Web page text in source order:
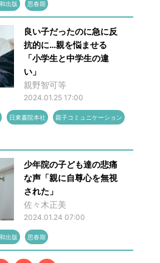
出版 思春期
良い子だったのに急に反
抗的に…親を悩ませる
「小学生と中学生の違
い」
親野智可等
2024.01.25 17:00
日東書院本社 親子コミュニケーション
少年院の子ども達の悲痛
な声「親に自尊心を無視
された」
佐々木正美
2024.01.24 07:00
出版 思春期